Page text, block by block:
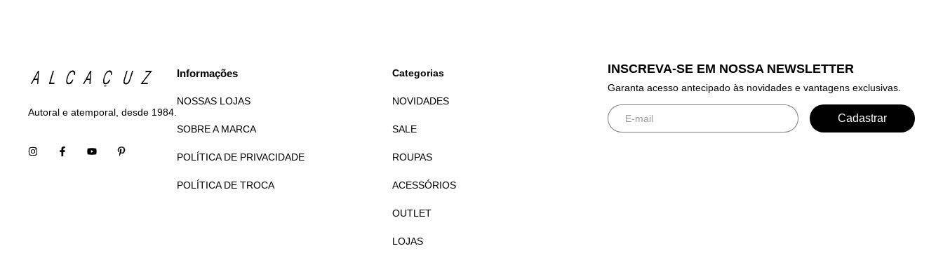
Autoral e atemporal, desde 1984.
Informações
NOSSAS LOJAS
SOBRE A MARCA
POLÍTICA DE PRIVACIDADE
POLÍTICA DE TROCA
Categorias
NOVIDADES
SALE
ROUPAS
ACESSÓRIOS
OUTLET
LOJAS
INSCREVA-SE EM NOSSA NEWSLETTER
Garanta acesso antecipado às novidades e vantagens exclusivas.